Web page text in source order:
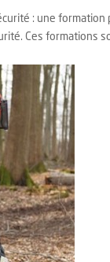
: une
Ces formations